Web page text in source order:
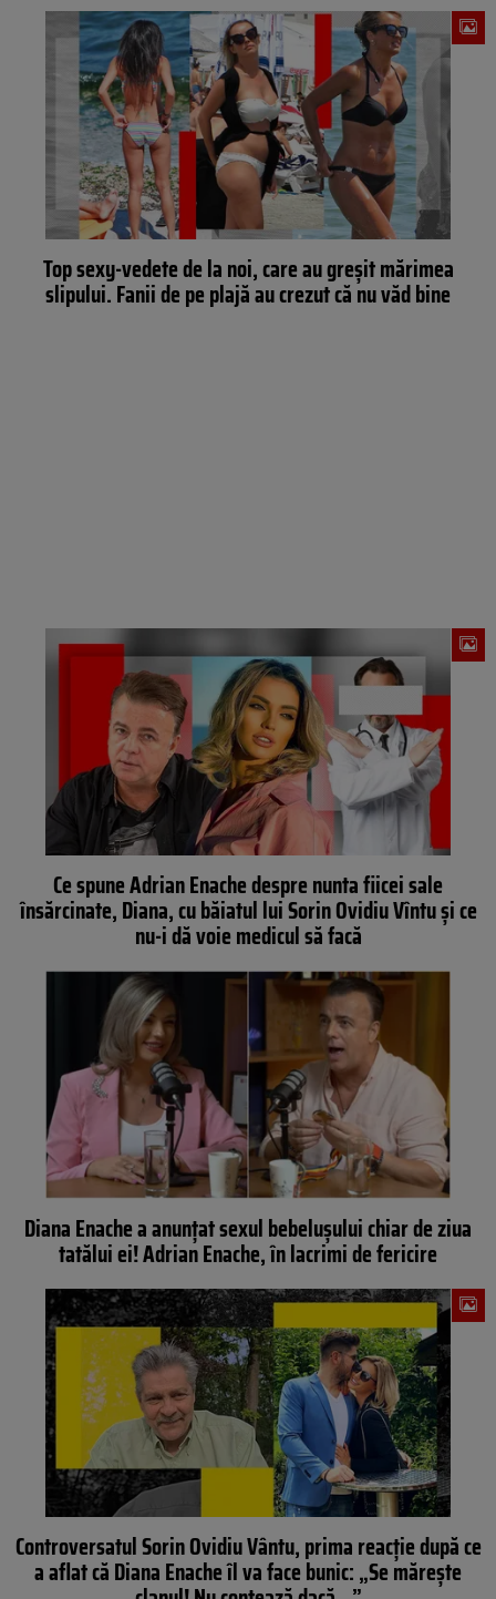
Top sexy-vedete de la noi, care au greșit mărimea
slipului. Fanii de pe plajă au crezut că nu văd bine
Ce spune Adrian Enache despre nunta fiicei sale
însărcinate, Diana, cu băiatul lui Sorin Ovidiu Vîntu și ce
nu-i dă voie medicul să facă
Diana Enache a anunțat sexul bebelușului chiar de ziua
tatălui ei! Adrian Enache, în lacrimi de fericire
Controversatul Sorin Ovidiu Vântu, prima reacție după ce
a aflat că Diana Enache îl va face bunic: „Se mărește